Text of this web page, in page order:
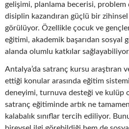
gelişimi, planlama becerisi, problem
disiplin kazandıran güçlü bir
görülüyor. Özellikle çocuk ve
eğitimi, akademik başarıdan sosyal
alanda olumlu katkılar
Antalya’da satranç kursu araştıran
ettiği konular arasında eğitim
deneyimi, turnuva desteği ve kulüp
satranç eğitiminde artık ne
kalabalık sınıflar tercih ediliyor.